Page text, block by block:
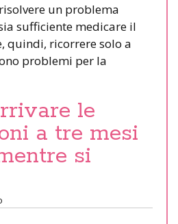
un problema
sufficiente medicare il
quindi, ricorrere solo a
problemi per la
le
a tre mesi
si